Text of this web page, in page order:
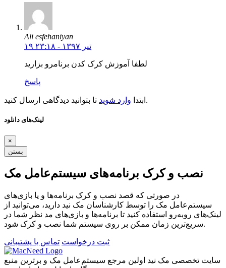
Ali esfehaniyan
۱۹ تیر ۱۳۹۷ - ۲۳:۱۸
لطفا آموزش کرک کدن برنامرو بزارید
پاسخ
ابتدا وارد شوید تا بتوانید دیدگاهی ارسال کنید.
لینک‌های دانلود
×
بستن
نصب و کرک برنامه‌های سیستم‌عامل مک
در صورتی که قصد نصب و کرک برنامه‌ها و یا بازی‌های
سیستم‌عامل مک را توسط کارشناسان مک نید دارید، می‌توانید از
لینک‌های رو‌به‌رو استفاده کنید تا برنامه‌ها و بازی‌های مد نظر شما در
سریع‌ترین زمان ممکن بر روی سیستم شما نصب و کرک شود.
ثبت درخواست تماس با پشتیبانی
سایت تخصصی مک نید اولین مرجع سیستم‌عامل مک و برترین منبع